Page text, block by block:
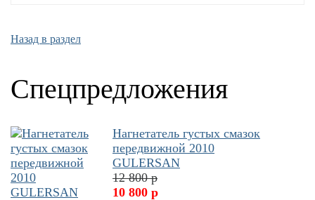
Назад в раздел
Спецпредложения
Нагнетатель густых смазок
передвижной 2010
GULERSAN
12 800 р
10 800 р